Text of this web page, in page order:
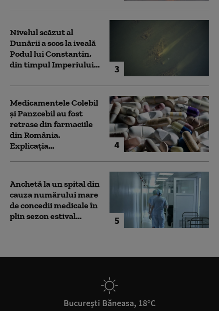
3
Nivelul scăzut al
Dunării a scos la iveală
Podul lui Constantin,
din timpul Imperiului...
4
Medicamentele Colebil
și Panzcebil au fost
retrase din farmaciile
din România.
Explicația...
5
Anchetă la un spital din
cauza numărului mare
de concedii medicale în
plin sezon estival...
București Băneasa, 18°C